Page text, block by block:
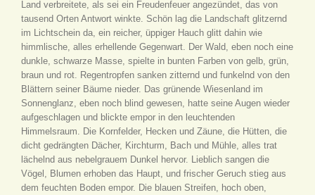
Land verbreitete, als sei ein Freudenfeuer angezündet, das von
tausend Orten Antwort winkte. Schön lag die Landschaft glitzernd
im Lichtschein da, ein reicher, üppiger Hauch glitt dahin wie
himmlische, alles erhellende Gegenwart. Der Wald, eben noch eine
dunkle, schwarze Masse, spielte in bunten Farben von gelb, grün,
braun und rot. Regentropfen sanken zitternd und funkelnd von den
Blättern seiner Bäume nieder. Das grünende Wiesenland im
Sonnenglanz, eben noch blind gewesen, hatte seine Augen wieder
aufgeschlagen und blickte empor in den leuchtenden
Himmelsraum. Die Kornfelder, Hecken und Zäune, die Hütten, die
dicht gedrängten Dächer, Kirchturm, Bach und Mühle, alles trat
lächelnd aus nebelgrauem Dunkel hervor. Lieblich sangen die
Vögel, Blumen erhoben das Haupt, und frischer Geruch stieg aus
dem feuchten Boden empor. Die blauen Streifen, hoch oben,